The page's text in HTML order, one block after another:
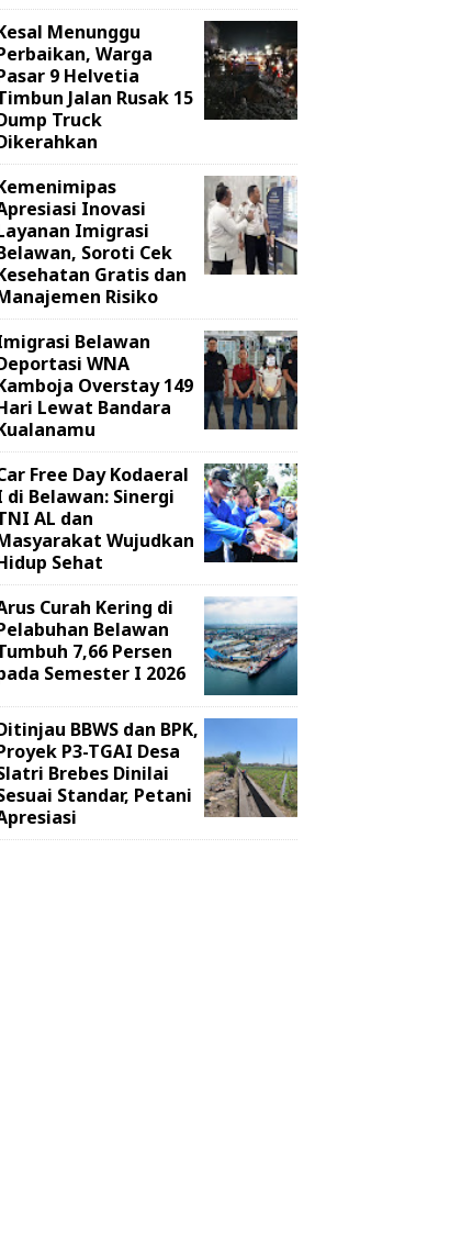
Menunggu
Warga
9 Helvetia
Jalan Rusak 15
Truck
Inovasi
Imigrasi
Soroti Cek
Gratis dan
Risiko
Belawan
WNA
Overstay 149
Lewat Bandara
Free Day Kodaeral
di Belawan: Sinergi
AL dan
Wujudkan
Sehat
Curah Kering di
Belawan
7,66 Persen
Semester I 2026
BBWS dan BPK,
P3-TGAI Desa
Brebes Dinilai
Standar, Petani